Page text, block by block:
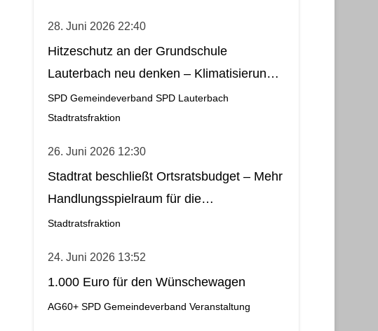
28. Juni 2026 22:40
Hitzeschutz an der Grundschule
Lauterbach neu denken – Klimatisierung
als wirtschaftliche und nachhaltige Lösung
SPD Gemeindeverband SPD Lauterbach
Stadtratsfraktion
26. Juni 2026 12:30
Stadtrat beschließt Ortsratsbudget – Mehr
Handlungsspielraum für die
Gemeindebezirke
Stadtratsfraktion
24. Juni 2026 13:52
1.000 Euro für den Wünschewagen
AG60+ SPD Gemeindeverband Veranstaltung